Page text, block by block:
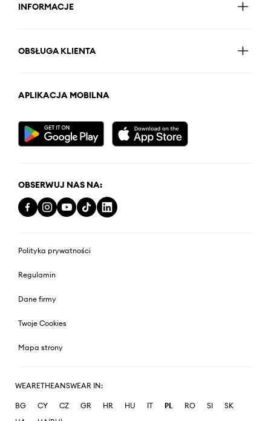
INFORMACJE
OBSŁUGA KLIENTA
APLIKACJA MOBILNA
OBSERWUJ NAS NA:
Polityka prywatności
Regulamin
Dane firmy
Twoje Cookies
Mapa strony
WEARETHEANSWEAR IN:
BG CY CZ GR HR HU IT PL RO SI
SK